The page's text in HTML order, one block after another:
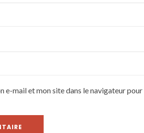
e-mail et mon site dans le navigateur